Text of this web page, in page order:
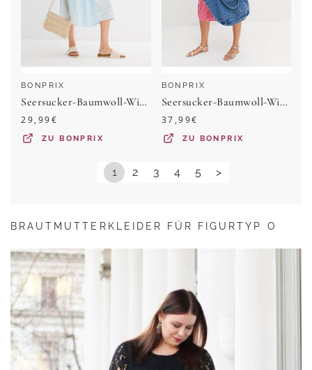
BONPRIX
Seersucker-Baumwoll-Wickelkleid aus reiner Baumwolle
29,99€
ZUBONPRIX
BONPRIX
Seersucker-Baumwoll-Wickelkleid aus reiner Baumwolle
37,99€
ZU BONPRIX
1 2 3 4 5 >
BRAUTMUTTERKLEIDER FÜR FIGURTYP O